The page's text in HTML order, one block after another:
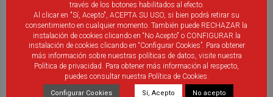
Selecciones Alevines de Castilla y León
través de los botones habilitados al efecto.
Al clicar en "Sí, Acepto", ACEPTA SU USO, si bien podrá retirar su
consentimiento en cualquier momento. También puede RECHAZAR la
instalación de cookies clicando en “No Acepto" o CONFIGURAR la
instalación de cookies clicando en “Configurar Cookies”. Para obtener
más información sobre nuestras políticas de datos, visite nuestra
Política de privacidad. Para obtener más información al respecto,
puedes consultar nuestra Política de Cookies.
Configurar Cookies Sí, Acepto No acepto